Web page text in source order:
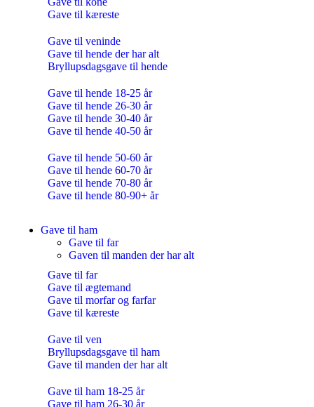
Gave til kæreste
Gave til veninde
Gave til hende der har alt
Bryllupsdagsgave til hende
Gave til hende 18-25 år
Gave til hende 26-30 år
Gave til hende 30-40 år
Gave til hende 40-50 år
Gave til hende 50-60 år
Gave til hende 60-70 år
Gave til hende 70-80 år
Gave til hende 80-90+ år
Gave til ham
Gave til far
Gaven til manden der har alt
Gave til far
Gave til ægtemand
Gave til morfar og farfar
Gave til kæreste
Gave til ven
Bryllupsdagsgave til ham
Gave til manden der har alt
Gave til ham 18-25 år
Gave til ham 26-30 år